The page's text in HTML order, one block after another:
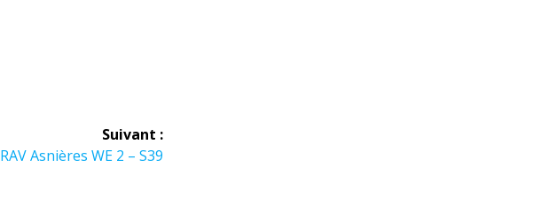
Suivant :
Article
RAV Asnières WE 2 – S39